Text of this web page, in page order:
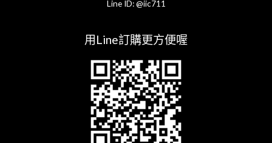
Line ID: @iic711
用Line訂購更方便喔